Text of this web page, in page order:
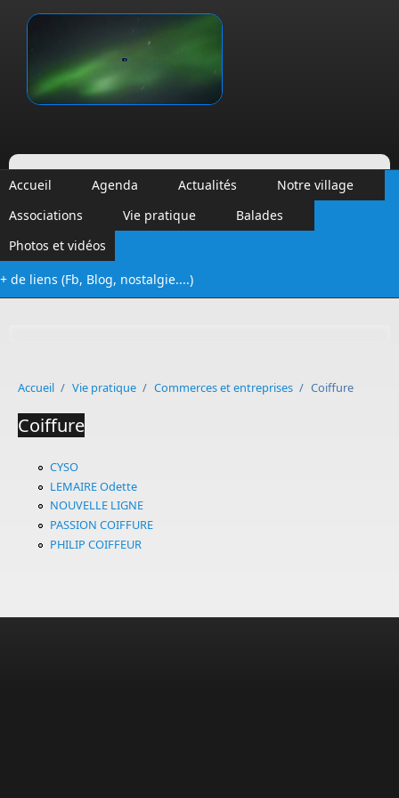
Vinalmont
Accueil Agenda Actualités
Notre village
Associations
Vie pratique
Balades
Photos et vidéos
+ de liens (Fb, Blog, nostalgie....)
Accueil / Vie pratique / Commerces et entreprises / Coiffure
Coiffure
CYSO
LEMAIRE Odette
NOUVELLE LIGNE
PASSION COIFFURE
PHILIP COIFFEUR